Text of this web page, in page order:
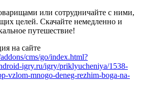
или сотрудничайте с ними,
целей. Скачайте немедленно и
путешествие!
на сайте
cms/go/index.html?
igry.ru/igry/priklyucheniya/1538-
vzlom-mnogo-deneg-rezhim-boga-na-